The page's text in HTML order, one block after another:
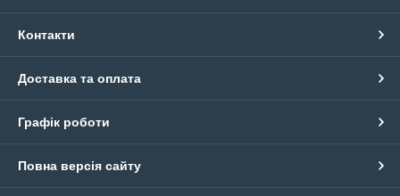
Контакти
Доставка та оплата
Графік роботи
Повна версія сайту